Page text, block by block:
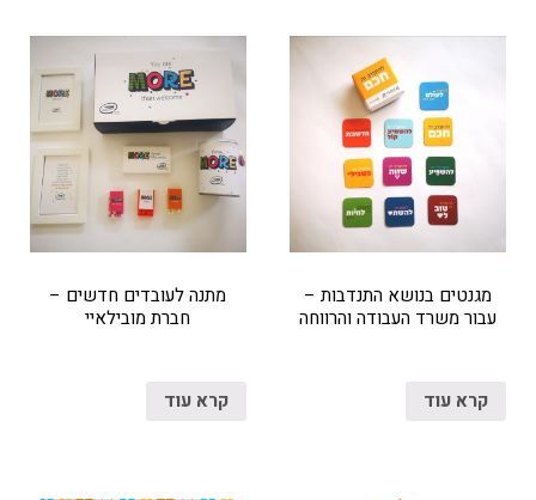
מגנטים בנושא התנדבות –
עבור משרד העבודה והרווחה
קרא עוד
מתנה לעובדים חדשים –
חברת מובילאיי
קרא עוד